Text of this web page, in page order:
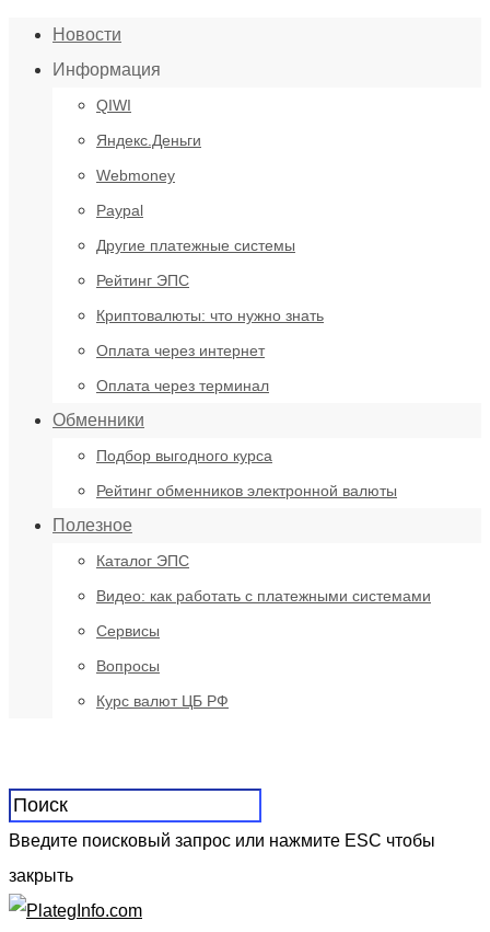
Новости
Информация
QIWI
Яндекс.Деньги
Webmoney
Paypal
Другие платежные системы
Рейтинг ЭПС
Криптовалюты: что нужно знать
Оплата через интернет
Оплата через терминал
Обменники
Подбор выгодного курса
Рейтинг обменников электронной валюты
Полезное
Каталог ЭПС
Видео: как работать с платежными системами
Сервисы
Вопросы
Курс валют ЦБ РФ
Введите поисковый запрос или нажмите ESC чтобы
закрыть